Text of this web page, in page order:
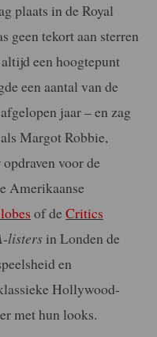
plaats in de Royal
geen tekort aan sterren
een hoogtepunt
een aantal van de
jaar – en zag
Margot Robbie,
voor de
Amerikaanse
of de Critics
listers in Londen de
en
Hollywood-
met hun looks.